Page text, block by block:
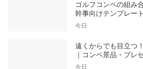
ゴルフコンペの組み
幹事向けテンプレー
今日
遠くからでも目立つ
｜コンペ景品・プレ
今日